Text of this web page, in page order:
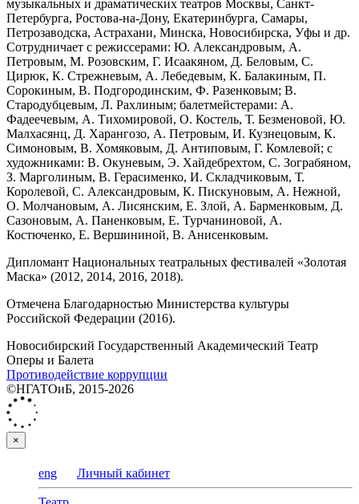
музыкальных и драматических театров Москвы, Санкт-
Петербурга, Ростова-на-Дону, Екатеринбурга, Самары,
Петрозаводска, Астрахани, Минска, Новосибирска, Уфы и др.
Сотрудничает с режиссерами: Ю. Александровым, А.
Петровым, М. Розовским, Г. Исаакяном, Д. Беловым, С.
Цирюк, К. Стрежневым, А. Лебедевым, К. Балакиным, П.
Сорокиным, В. Подгородинским, Ф. Разенковым; В.
Стародубцевым, Л. Рахлиным; балетмейстерами: А.
Фадеечевым, А. Тихомировой, О. Костель, Т. Безменовой, Ю.
Малхасянц, Д. Харангозо, А. Петровым, И. Кузнецовым, К.
Симоновым, В. Хомяковым, Д. Антиповым, Г. Комлевой; с
художниками: В. Окуневым, Э. Хайдебрехтом, С. Зограбяном,
З. Марголиным, В. Герасименко, И. Складчиковым, Т.
Королевой, С. Александровым, К. Пискуновым, А. Нежной,
О. Молчановым, А. Лисянским, Е. Злой, А. Барменковым, Д.
Сазоновым, А. Паненковым, Е. Турчаниновой, А.
Костюченко, Е. Вершининой, В. Анисенковым.
Дипломант Национальных театральных фестивалей «Золотая
Маска» (2012, 2014, 2016, 2018).
Отмечена Благодарностью Министерства культуры
Российской Федерации (2016).
Новосибирский Государственный Академический Театр
Оперы и Балета
Противодействие коррупции
©НГАТОиБ, 2015-2026
×
eng Личный кабинет